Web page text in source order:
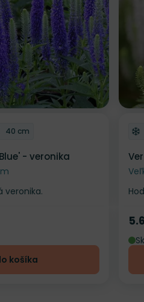
Výška rastliny
40 cm
- veronika
veronika.
košíka